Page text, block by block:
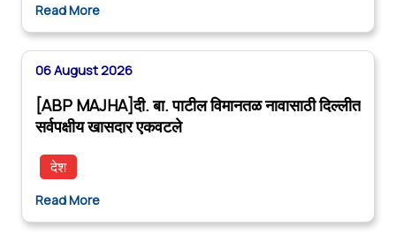
Read More
06 August 2026
[ABP MAJHA]दी. बा. पाटील विमानतळ नावासाठी दिल्लीत
सर्वपक्षीय खासदार एकवटले
देश
Read More